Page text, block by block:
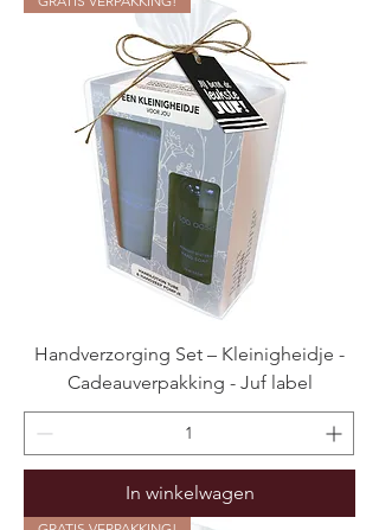
Handverzorging Set – Kleinigheidje -
Cadeauverpakking - Juf label
In winkelwagen